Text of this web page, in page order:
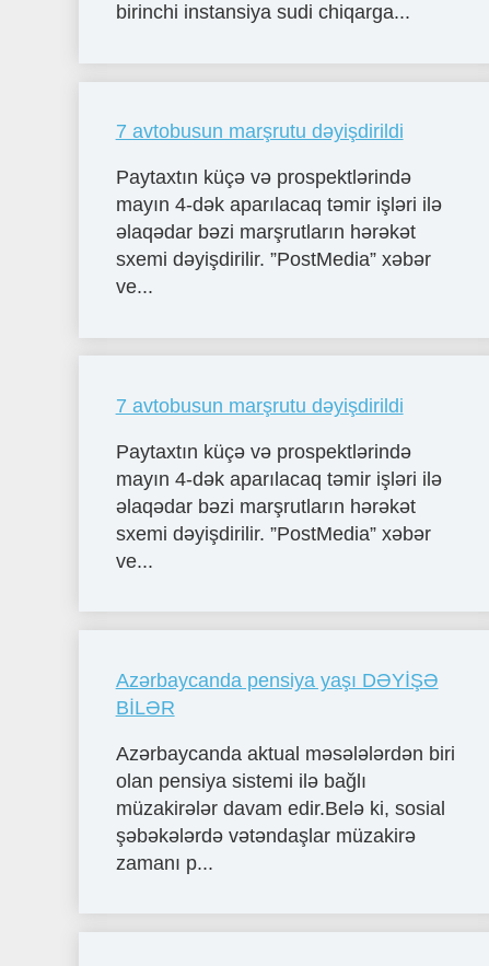
birinchi instansiya sudi chiqarga...
7 avtobusun marşrutu dəyişdirildi
Paytaxtın küçə və prospektlərində
mayın 4-dək aparılacaq təmir işləri ilə
əlaqədar bəzi marşrutların hərəkət
sxemi dəyişdirilir. ”PostMedia” xəbər
ve...
7 avtobusun marşrutu dəyişdirildi
Paytaxtın küçə və prospektlərində
mayın 4-dək aparılacaq təmir işləri ilə
əlaqədar bəzi marşrutların hərəkət
sxemi dəyişdirilir. ”PostMedia” xəbər
ve...
Azərbaycanda pensiya yaşı DƏYİŞƏ
BİLƏR
Azərbaycanda aktual məsələlərdən biri
olan pensiya sistemi ilə bağlı
müzakirələr davam edir.Belə ki, sosial
şəbəkələrdə vətəndaşlar müzakirə
zamanı p...